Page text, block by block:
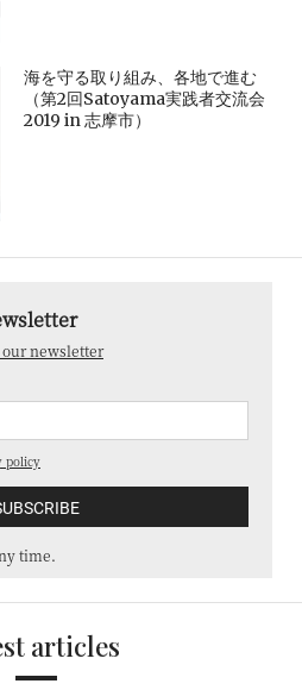
海を守る取り組み、各地で進む
（第2回Satoyama実践者交流会
2019 in 志摩市）
newsletter
policy
time.
articles